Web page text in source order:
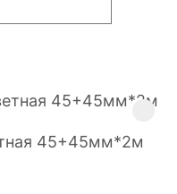
45+45мм*2м